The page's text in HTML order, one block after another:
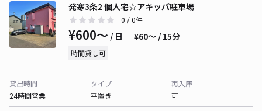
発寒3条2 個人宅☆アキッパ駐車場
0 / 0件
¥600〜 / 日 ¥60〜 / 15分
時間貸し可
貸出時間
24時間営業
タイプ
平置き
再入庫
可